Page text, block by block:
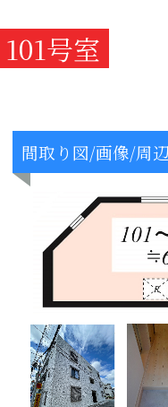
101号室
間取り図/画像/周